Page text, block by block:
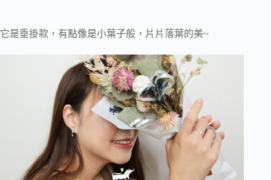
它是垂掛款，有點像是小葉子般，片片落葉的美~